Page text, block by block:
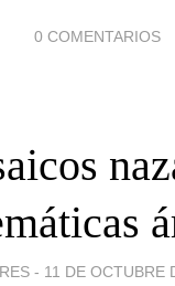
0 COMENTARIOS
- 11 DE OCTUBRE